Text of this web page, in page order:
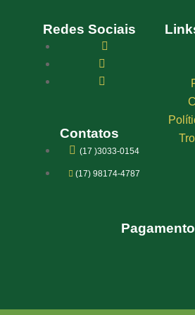
Redes Sociais
Contatos
(17 )3033-0154
(17) 98174-4787
Pagamento